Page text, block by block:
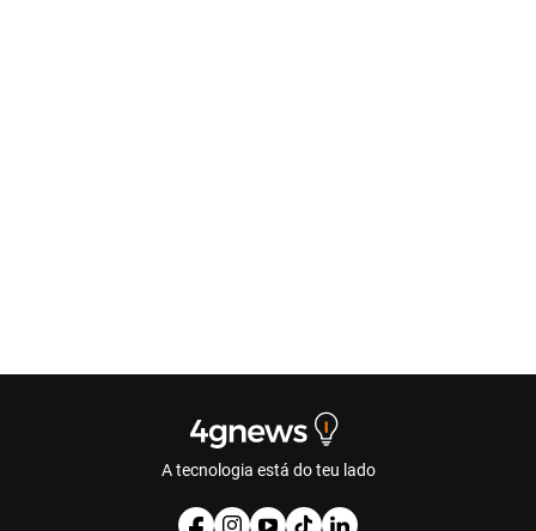
A tecnologia está do teu lado